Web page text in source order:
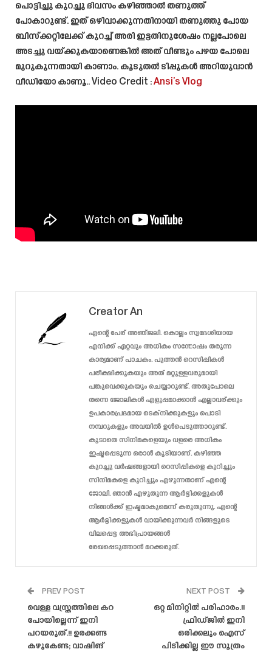
പൊട്ടിച്ചു കുറച്ചു ദിവസം കഴിഞ്ഞാൽ തണുത്ത്
പോകാറുണ്ട്. ഇത് ഒഴിവാക്കുന്നതിനായി തണുത്തു പോയ
ബിസ്ക്കറ്റിലേക്ക് കുറച്ച് അരി ഇട്ടതിനുശേഷം നല്ലപോലെ
അടച്ചു വയ്ക്കുകയാണെങ്കിൽ അത് വീണ്ടും പഴയ പോലെ
മുറുകുന്നതായി കാണാം. കൂടുതൽ ടിപ്പുകൾ അറിയുവാൻ
വീഡിയോ കാണൂ.. Video Credit :Ansi’s Vlog
Creator An
എന്റെ പേര് അഞ്ജലി. കൊല്ലം സ്വദേശിയായ
എനിക്ക് ഏറ്റവും അധികം സന്തോഷം തരുന്ന
കാര്യമാണ് പാചകം. പുത്തൻ റെസിപ്പികൾ
പരീക്ഷിക്കുകയും അത് മറ്റുള്ളവരുമായി
പങ്കുവെക്കുകയും ചെയ്യാറുണ്ട്. അതുപോലെ
തന്നെ ജോലികൾ എളുപ്പമാക്കാൻ എല്ലാവര്ക്കും
ഉപകാരപ്രദമായ ടെക്‌നിക്കുകളും പൊടി
നമ്പറുകളും അവയിൽ ഉൾപെടുത്താറുണ്ട്.
കൂടാതെ സിനിമകളെയും വളരെ അധികം
ഇഷ്ടപ്പെടുന്ന ഒരാൾ കൂടിയാണ്. കഴിഞ്ഞ
കുറച്ചു വർഷങ്ങളായി റെസിപ്പികളെ കുറിച്ചും
സിനിമകളെ കുറിച്ചും എഴുന്നതാണ് എന്റെ
ജോലി. ഞാൻ എഴുതുന്ന ആർട്ടിക്കളുകൾ
നിങ്ങൾക്ക് ഇഷ്ടമാകുമെന്ന് കരുതുന്നു. എന്റെ
ആർട്ടിക്കളുകൾ വായിക്കുന്നവർ നിങ്ങളുടെ
വിലപ്പെട്ട അഭിപ്രായങ്ങൾ
രേഖപ്പെടുത്താൻ മറക്കരുത്.
PREV POST
വെള്ള വസ്ത്രത്തിലെ കറ
പോയില്ലെന്ന് ഇനി
പറയരുത്.!! ഉരക്കണ്ട
കഴുകേണ്ട; വാഷിങ്
NEXT POST
ഒറ്റ മിനിറ്റിൽ പരിഹാരം.!!
ഫ്രിഡ്ജിൽ ഇനി
ഒരിക്കലും ഐസ്
പിടിക്കില്ല ഈ സൂത്രം